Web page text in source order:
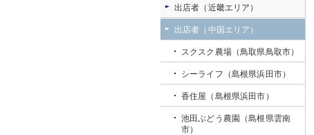
出店者（近畿エリア）
出店者（中国エリア）
スクスク農場（鳥取県鳥取市）
シーライフ（島根県浜田市）
香住屋（島根県浜田市）
池田ぶどう農園（島根県雲南
市）